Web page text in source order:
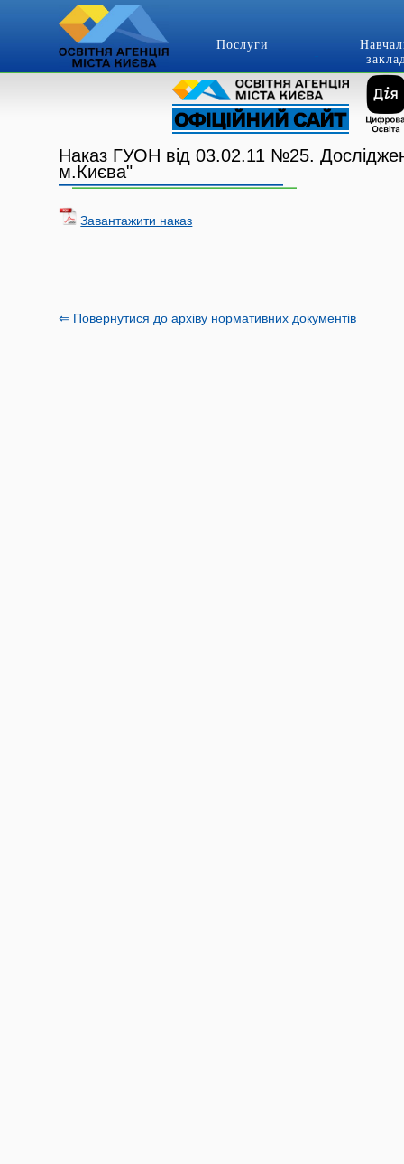
Послуги
Наказ ГУОН від 03.02.11 №25.
м.Києва"
Завантажити наказ
⇐ Повернутися до архіву нормативних документів